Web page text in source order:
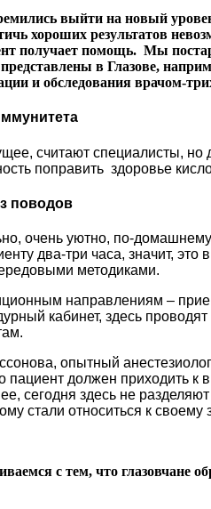
выйти на новый
хороших результатов
получает помощь. Мы
в Глазове,
и обследования врачом-
считают специалисты,
поправить здоровье
поводов
очень уютно, по-
два-три часа, значит,
методиками.
направлениям –
кабинет, здесь
опытный
пациент должен приходить
сегодня здесь не
стали относиться к своему
с тем, что глазовчане